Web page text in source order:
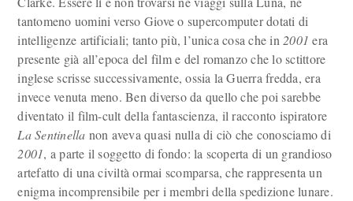
tantomeno uomini verso Giove o supercomputer dotati di
intelligenze artificiali; tanto più, l’unica cosa che in 2001 era
presente già all’epoca del film e del romanzo che lo sctittore
inglese scrisse successivamente, ossia la Guerra fredda, era
invece venuta meno. Ben diverso da quello che poi sarebbe
diventato il film-cult della fantascienza, il racconto ispiratore
La Sentinella non aveva quasi nulla di ciò che conosciamo di
2001, a parte il soggetto di fondo: la scoperta di un grandioso
artefatto di una civiltà ormai scomparsa, che rappresenta un
enigma incomprensibile per i membri della spedizione lunare.